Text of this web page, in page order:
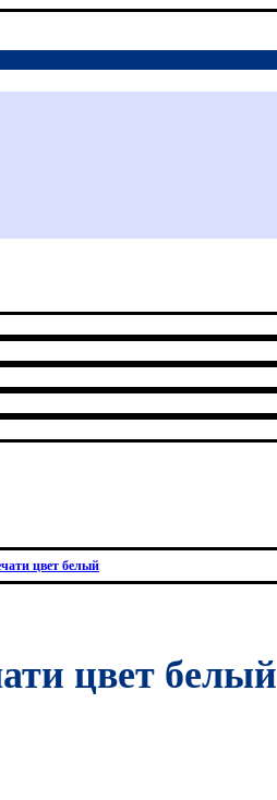
цвет белый
цвет белый